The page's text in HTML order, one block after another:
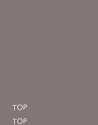
TOP
TOP